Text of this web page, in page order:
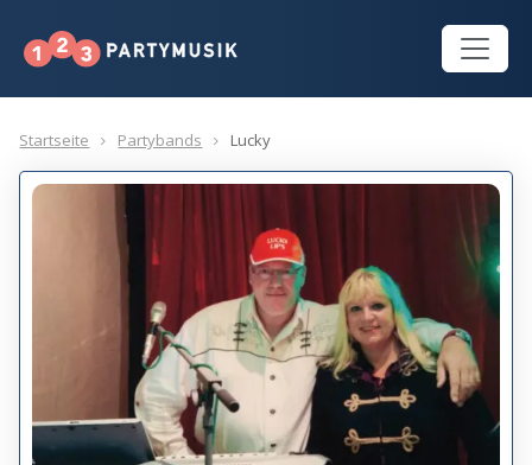
Startseite Partybands Lucky